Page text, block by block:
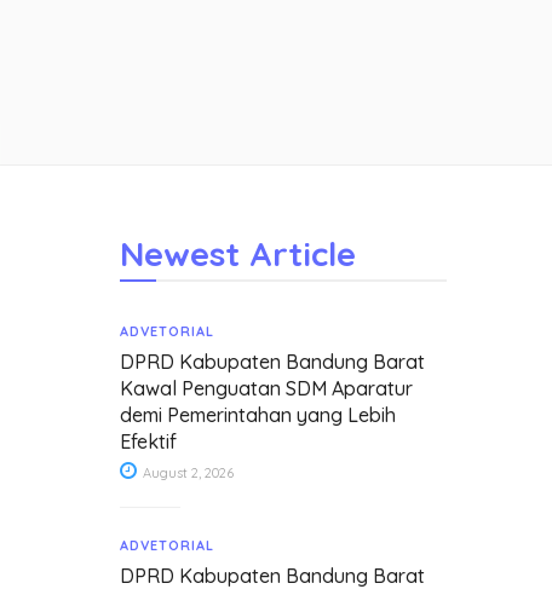
Newest Article
ADVETORIAL
DPRD Kabupaten Bandung Barat
Kawal Penguatan SDM Aparatur
demi Pemerintahan yang Lebih
Efektif
August 2, 2026
ADVETORIAL
DPRD Kabupaten Bandung Barat